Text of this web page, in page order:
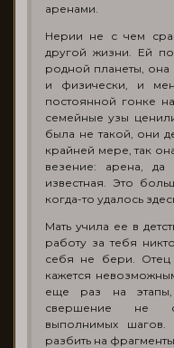
аренами.
Нерии не с чем
другой жизни. Ей
родной планеты, она
и физически, и
постоянной гонке
семейные узы
была не такой, они
крайней мере, так
везение: арена,
известная. Это
когда-то удалось
Мать учила ее в
работу за тебя
себя не бери. Отец
кажется
еще раз на
свершение не
выполнимых
разбить на